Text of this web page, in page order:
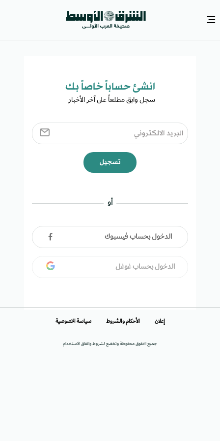
انشئ حساباً خاصاً بك​
سجل وابق مطلعاً على آخر الأخبار ​
تسجيل
أو
الدخول بحساب فيسبوك
الدخول بحساب غوغل
جميع الحقوق محفوظة وتخضع لشروط واتفاق الاستخدام
إعلان الأحكام والشروط سياسة الخصوصية